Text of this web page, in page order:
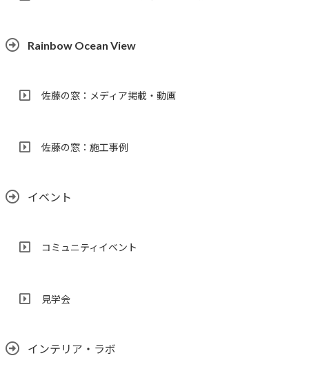
Rainbow Ocean View
佐藤の窓：メディア掲載・動画
佐藤の窓：施工事例
イベント
コミュニティイベント
見学会
インテリア・ラボ